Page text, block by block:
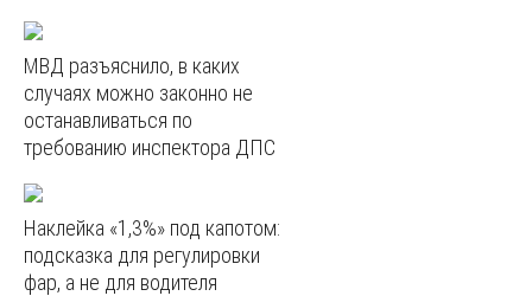
МВД разъяснило, в каких
случаях можно законно не
останавливаться по
требованию инспектора ДПС
Наклейка «1,3%» под капотом:
подсказка для регулировки
фар, а не для водителя